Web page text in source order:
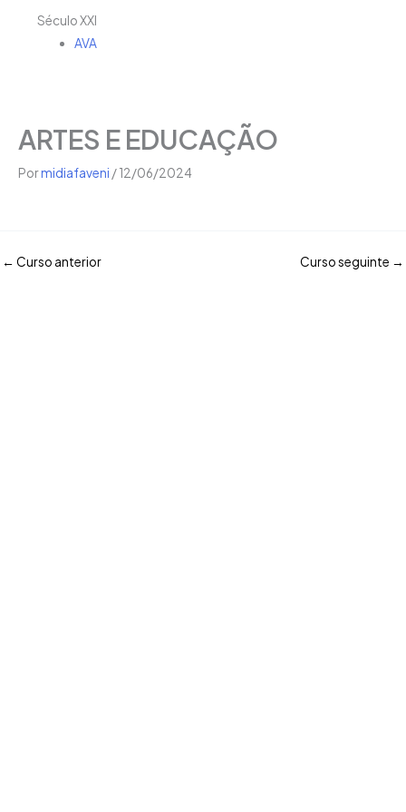
Século XXI
AVA
ARTES E EDUCAÇÃO
Pormidiafaveni /12/06/2024
← Curso anterior Curso seguinte →